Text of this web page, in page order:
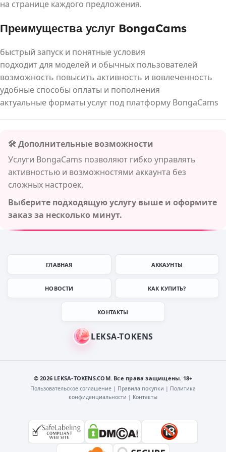
на странице каждого предложения.
Преимущества услуг BongaCams
быстрый запуск и понятные условия
подходит для моделей и обычных пользователей
возможность повысить активность и вовлеченность
удобные способы оплаты и пополнения
актуальные форматы услуг под платформу BongaCams
🛠 Дополнительные возможности
Услуги BongaCams позволяют гибко управлять
активностью и возможностями аккаунта без
сложных настроек.
Выберите подходящую услугу выше и оформите
заказ за несколько минут.
ГЛАВНАЯ АККАУНТЫ
НОВОСТИ КАК КУПИТЬ?
КОНТАКТЫ
© 2026 LEKSA-TOKENS.COM. Все права защищены. 18+
Пользовательское соглашение | Правила покупки | Политика
конфиденциальности | Контакты